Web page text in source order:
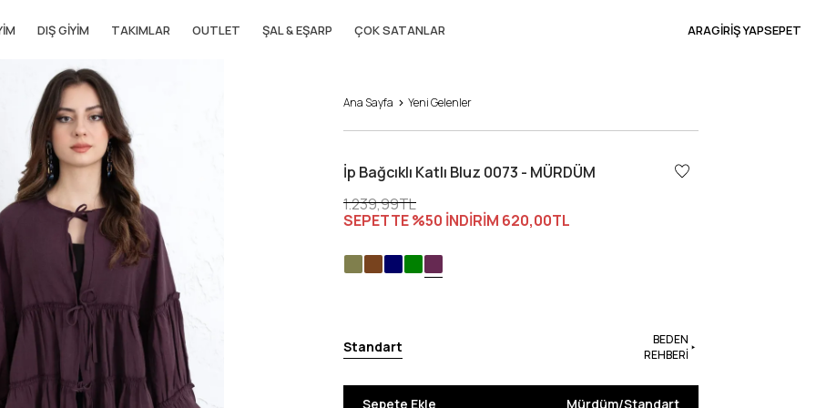
DIŞ GIYIM TAKIMLAR OUTLET ŞAL & EŞARP ÇOK SATANLAR ARAGİRİŞ YAPSEPET
Ana Sayfa Yeni Gelenler
İp Bağcıklı Katlı Bluz 0073 - MÜRDÜM
1.239,99TL
SEPETTE %50 İNDİRİM 620,00TL
Standart
BEDEN
REHBERİ
Sepete Ekle Mürdüm/Standart